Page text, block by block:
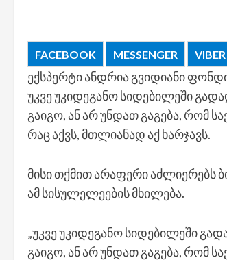
FACEBOOK MESSENGER VIBER
ექსპერტი ანდრია გვიდიანი
უკვე უკიდეგანოსიდებილეში
გაიგო, ან არ უნდათ გაგება, რომ
რაც აქვს, მთლიანად აქ ხარჯავს.
მისი თქმით არაფერი აძლიერებს
ამ სისულელეების მხილება.
„უკვე უკიდეგანოსიდებილეში
გაიგო, ან არ უნდათ გაგება, რომ